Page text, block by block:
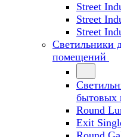
Street
Street
Street
Светильники
помещений
бытовых
Round
Exit